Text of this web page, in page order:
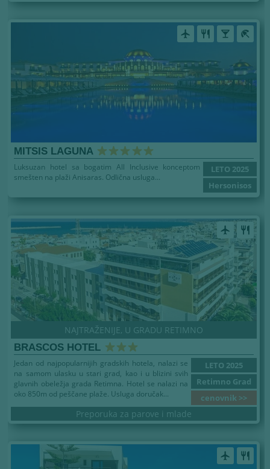
airplanemode_active restaurant local_bar beach_access
MITSIS LAGUNA
LETO 2025
Hersonisos
Luksuzan hotel sa bogatim All Inclusive konceptom
smešten na plaži Anisaras. Odlična usluga...
airplanemode_active restaurant
NAJTRAŽENIJE, U GRADU RETIMNO
BRASCOS HOTEL
LETO 2025
Retimno Grad
cenovnik >>
Jedan od najpopularnijih gradskih hotela, nalazi se
na samom ulasku u stari grad, kao i u blizini svih
glavnih obeležja grada Retimna. Hotel se nalazi na
oko 850m od peščane plaže. Usluga doručak...
Preporuka za parove i mlade
airplanemode_active restaurant